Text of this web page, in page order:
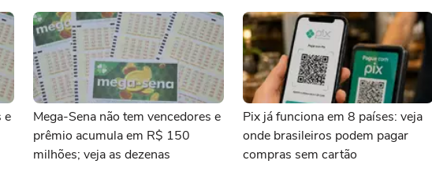
e
Mega-Sena não tem vencedores e
prêmio acumula em R$ 150
milhões; veja as dezenas
Pix já funciona em 8 países: veja
onde brasileiros podem pagar
compras sem cartão